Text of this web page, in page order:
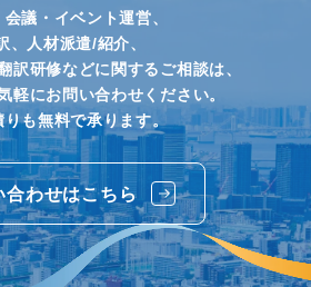
議・イベント運営、
、人材派遣/紹介、
訳研修などに関するご相談は、
軽にお問い合わせください。
りも無料で承ります。
合わせはこちら